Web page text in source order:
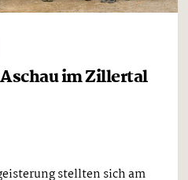
im Zillertal
stellten sich am